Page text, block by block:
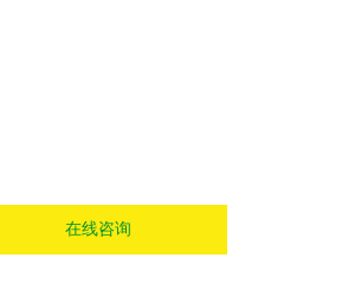
在线咨询